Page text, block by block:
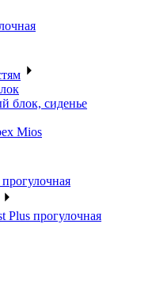
блок, сиденье
Mios
Plus прогулочная